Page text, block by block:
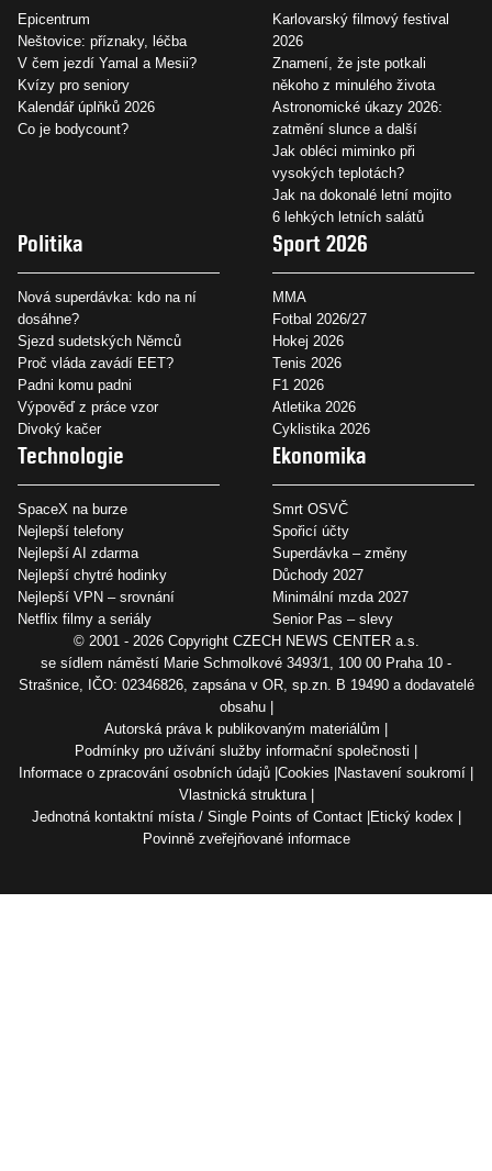
Epicentrum
Neštovice: příznaky, léčba
V čem jezdí Yamal a Mesii?
Kvízy pro seniory
Kalendář úplňků 2026
Co je bodycount?
Karlovarský filmový festival
2026
Znamení, že jste potkali
někoho z minulého života
Astronomické úkazy 2026:
zatmění slunce a další
Jak obléci miminko při
vysokých teplotách?
Jak na dokonalé letní mojito
6 lehkých letních salátů
Politika
Nová superdávka: kdo na ní
dosáhne?
Sjezd sudetských Němců
Proč vláda zavádí EET?
Padni komu padni
Výpověď z práce vzor
Divoký kačer
Sport 2026
MMA
Fotbal 2026/27
Hokej 2026
Tenis 2026
F1 2026
Atletika 2026
Cyklistika 2026
Technologie
SpaceX na burze
Nejlepší telefony
Nejlepší AI zdarma
Nejlepší chytré hodinky
Nejlepší VPN – srovnání
Netflix filmy a seriály
Ekonomika
Smrt OSVČ
Spořicí účty
Superdávka – změny
Důchody 2027
Minimální mzda 2027
Senior Pas – slevy
© 2001 - 2026 Copyright CZECH NEWS CENTER a.s.
se sídlem náměstí Marie Schmolkové 3493/1, 100 00 Praha 10 -
Strašnice, IČO: 02346826, zapsána v OR, sp.zn. B 19490 a dodavatelé
obsahu
Autorská práva k publikovaným materiálům
Podmínky pro užívání služby informační společnosti
Informace o zpracování osobních údajů Cookies Nastavení soukromí
Vlastnická struktura
Jednotná kontaktní místa / Single Points of Contact Etický kodex
Povinně zveřejňované informace